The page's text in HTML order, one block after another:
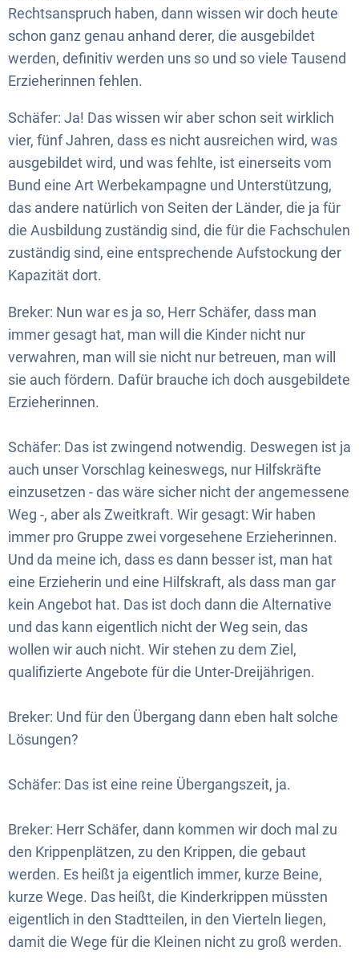
Rechtsanspruch haben, dann wissen wir doch heute
schon ganz genau anhand derer, die ausgebildet
werden, definitiv werden uns so und so viele Tausend
Erzieherinnen fehlen.
Schäfer: Ja! Das wissen wir aber schon seit wirklich
vier, fünf Jahren, dass es nicht ausreichen wird, was
ausgebildet wird, und was fehlte, ist einerseits vom
Bund eine Art Werbekampagne und Unterstützung,
das andere natürlich von Seiten der Länder, die ja für
die Ausbildung zuständig sind, die für die Fachschulen
zuständig sind, eine entsprechende Aufstockung der
Kapazität dort.
Breker: Nun war es ja so, Herr Schäfer, dass man
immer gesagt hat, man will die Kinder nicht nur
verwahren, man will sie nicht nur betreuen, man will
sie auch fördern. Dafür brauche ich doch ausgebildete
Erzieherinnen.
Schäfer: Das ist zwingend notwendig. Deswegen ist ja
auch unser Vorschlag keineswegs, nur Hilfskräfte
einzusetzen - das wäre sicher nicht der angemessene
Weg -, aber als Zweitkraft. Wir gesagt: Wir haben
immer pro Gruppe zwei vorgesehene Erzieherinnen.
Und da meine ich, dass es dann besser ist, man hat
eine Erzieherin und eine Hilfskraft, als dass man gar
kein Angebot hat. Das ist doch dann die Alternative
und das kann eigentlich nicht der Weg sein, das
wollen wir auch nicht. Wir stehen zu dem Ziel,
qualifizierte Angebote für die Unter-Dreijährigen.
Breker: Und für den Übergang dann eben halt solche
Lösungen?
Schäfer: Das ist eine reine Übergangszeit, ja.
Breker: Herr Schäfer, dann kommen wir doch mal zu
den Krippenplätzen, zu den Krippen, die gebaut
werden. Es heißt ja eigentlich immer, kurze Beine,
kurze Wege. Das heißt, die Kinderkrippen müssten
eigentlich in den Stadtteilen, in den Vierteln liegen,
damit die Wege für die Kleinen nicht zu groß werden.